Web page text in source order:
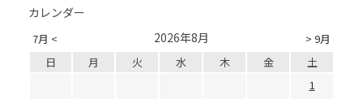
カレンダー
7月 < > 9月
2026年8月
日 月 火 水 木 金
土
1